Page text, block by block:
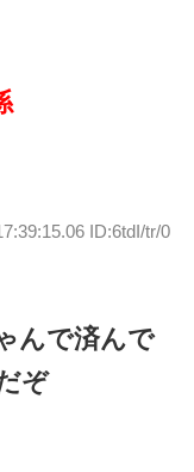
ID:6tdI/tr/0
んで済んで
ぞ